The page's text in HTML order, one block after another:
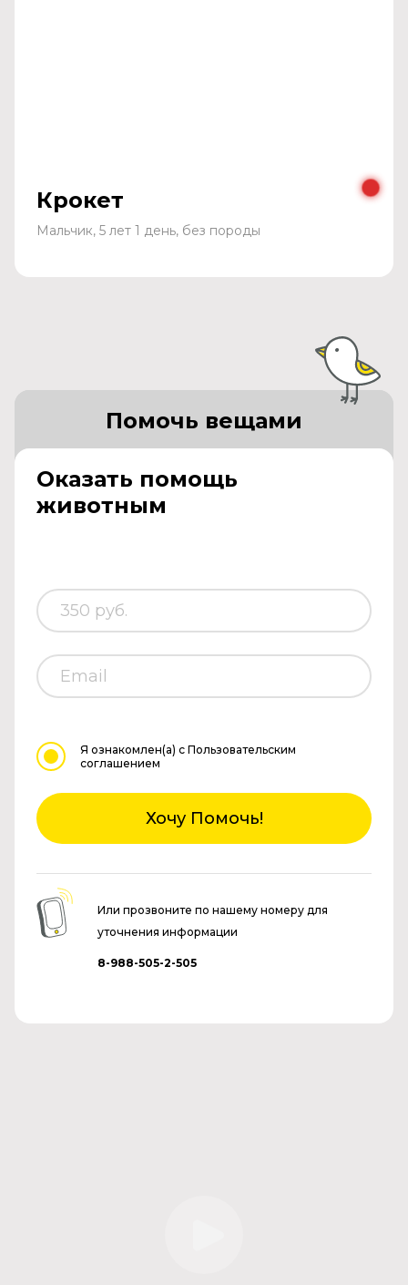
Крокет
Мальчик, 5 лет 1 день, без породы
Оказать помощь
животным
Помочь вещами
Я ознакомлен(а) с Пользовательским
соглашением
Хочу Помочь!
Или прозвоните по нашему номеру для
уточнения информации
8-988-505-2-505